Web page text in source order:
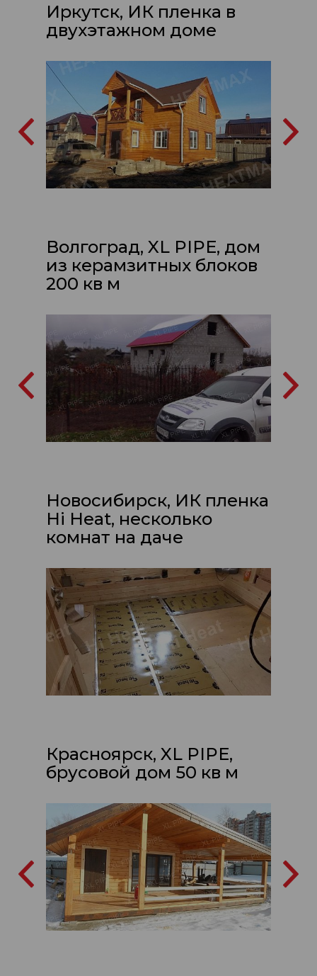
Иркутск, ИК пленка в
двухэтажном доме
Волгоград, XL PIPE, дом
из керамзитных блоков
200 кв м
Новосибирск, ИК пленка
Hi Heat, несколько
комнат на даче
Красноярск, XL PIPE,
брусовой дом 50 кв м